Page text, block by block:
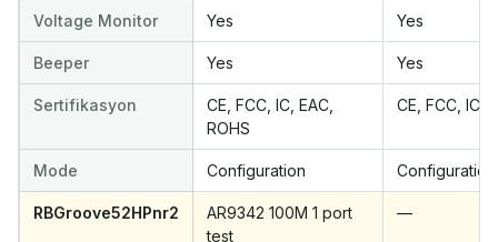
Voltage Monitor Yes Yes
Beeper Yes Yes
Sertifikasyon
CE, FCC, IC, EAC,
ROHS
CE, FCC, IC,
Mode Configuration Configuration
RBGroove52HPnr2
AR9342 100M 1 port
test
—